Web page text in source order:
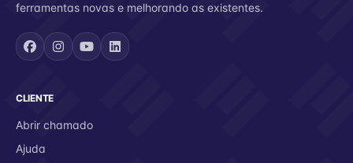
ferramentas novas e melhorando as existentes.
CLIENTE
Abrir chamado
Ajuda